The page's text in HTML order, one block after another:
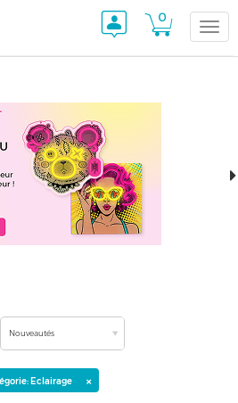
0
Nouveautés
Eclairage ×